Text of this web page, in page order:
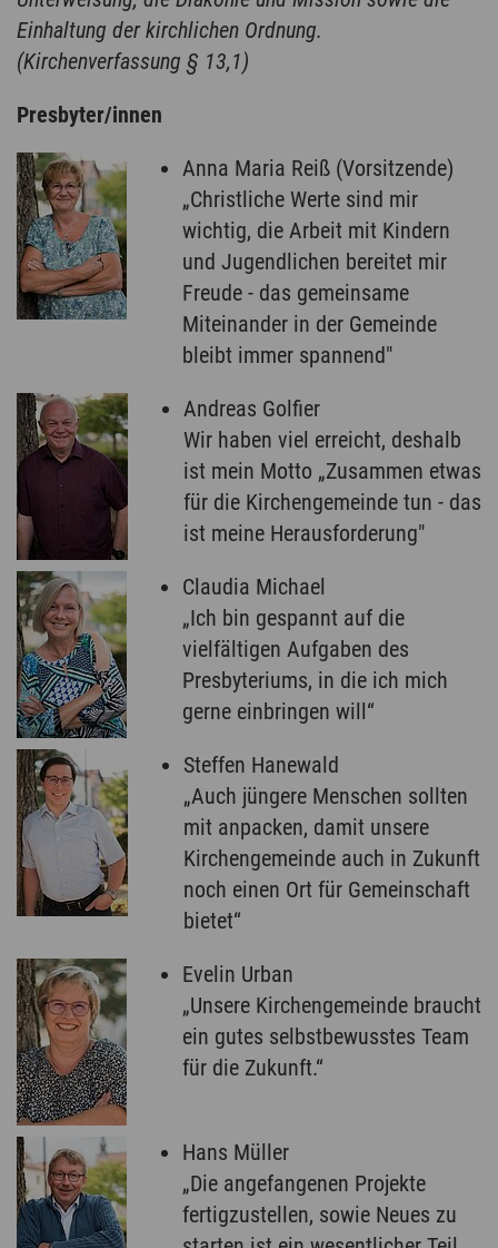
Einhaltung der kirchlichen Ordnung.
(Kirchenverfassung § 13,1)
Presbyter/innen
Anna Maria Reiß (Vorsitzende)
„Christliche Werte sind mir
wichtig, die Arbeit mit Kindern
und Jugendlichen bereitet mir
Freude - das gemeinsame
Miteinander in der Gemeinde
bleibt immer spannend"
Andreas Golfier
Wir haben viel erreicht, deshalb
ist mein Motto „Zusammen etwas
für die Kirchengemeinde tun - das
ist meine Herausforderung"
Claudia Michael
„Ich bin gespannt auf die
vielfältigen Aufgaben des
Presbyteriums, in die ich mich
gerne einbringen will“
Steffen Hanewald
„Auch jüngere Menschen sollten
mit anpacken, damit unsere
Kirchengemeinde auch in Zukunft
noch einen Ort für Gemeinschaft
bietet“
Evelin Urban
„Unsere Kirchengemeinde braucht
ein gutes selbstbewusstes Team
für die Zukunft.“
Hans Müller
„Die angefangenen Projekte
fertigzustellen, sowie Neues zu